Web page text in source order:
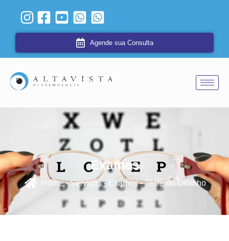
Agende sua Consulta
Exames
Home - Serviços - Exames - Teste do Olhinho